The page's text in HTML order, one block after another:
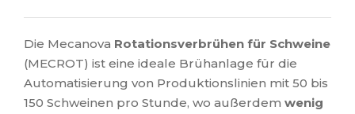
Die Mecanova Rotationsverbrühen für Schweine
(MECROT) ist eine ideale Brühanlage für die
Automatisierung von Produktionslinien mit 50 bis
150 Schweinen pro Stunde, wo außerdem wenig